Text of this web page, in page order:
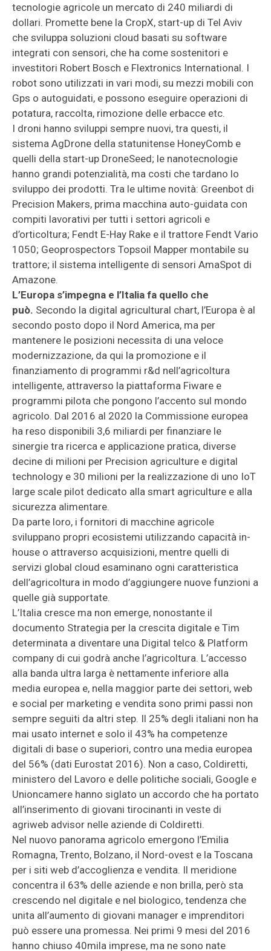
tecnologie agricole un mercato di 240 miliardi di
dollari. Promette bene la CropX, start-up di Tel Aviv
che sviluppa soluzioni cloud basati su software
integrati con sensori, che ha come sostenitori e
investitori Robert Bosch e Flextronics International. I
robot sono utilizzati in vari modi, su mezzi mobili con
Gps o autoguidati, e possono eseguire operazioni di
potatura, raccolta, rimozione delle erbacce etc.
I droni hanno sviluppi sempre nuovi, tra questi, il
sistema AgDrone della statunitense HoneyComb e
quelli della start-up DroneSeed; le nanotecnologie
hanno grandi potenzialità, ma costi che tardano lo
sviluppo dei prodotti. Tra le ultime novità: Greenbot di
Precision Makers, prima macchina auto-guidata con
compiti lavorativi per tutti i settori agricoli e
d’orticoltura; Fendt E-Hay Rake e il trattore Fendt Vario
1050; Geoprospectors Topsoil Mapper montabile su
trattore; il sistema intelligente di sensori AmaSpot di
Amazone.
L’Europa s’impegna e l’Italia fa quello che
può. Secondo la digital agricultural chart, l’Europa è al
secondo posto dopo il Nord America, ma per
mantenere le posizioni necessita di una veloce
modernizzazione, da qui la promozione e il
finanziamento di programmi r&d nell’agricoltura
intelligente, attraverso la piattaforma Fiware e
programmi pilota che pongono l’accento sul mondo
agricolo. Dal 2016 al 2020 la Commissione europea
ha reso disponibili 3,6 miliardi per finanziare le
sinergie tra ricerca e applicazione pratica, diverse
decine di milioni per Precision agriculture e digital
technology e 30 milioni per la realizzazione di uno IoT
large scale pilot dedicato alla smart agriculture e alla
sicurezza alimentare.
Da parte loro, i fornitori di macchine agricole
sviluppano propri ecosistemi utilizzando capacità in-
house o attraverso acquisizioni, mentre quelli di
servizi global cloud esaminano ogni caratteristica
dell’agricoltura in modo d’aggiungere nuove funzioni a
quelle già supportate.
L’Italia cresce ma non emerge, nonostante il
documento Strategia per la crescita digitale e Tim
determinata a diventare una Digital telco & Platform
company di cui godrà anche l’agricoltura. L’accesso
alla banda ultra larga è nettamente inferiore alla
media europea e, nella maggior parte dei settori, web
e social per marketing e vendita sono primi passi non
sempre seguiti da altri step. Il 25% degli italiani non ha
mai usato internet e solo il 43% ha competenze
digitali di base o superiori, contro una media europea
del 56% (dati Eurostat 2016). Non a caso, Coldiretti,
ministero del Lavoro e delle politiche sociali, Google e
Unioncamere hanno siglato un accordo che ha portato
all’inserimento di giovani tirocinanti in veste di
agriweb advisor nelle aziende di Coldiretti.
Nel nuovo panorama agricolo emergono l’Emilia
Romagna, Trento, Bolzano, il Nord-ovest e la Toscana
per i siti web d’accoglienza e vendita. Il meridione
concentra il 63% delle aziende e non brilla, però sta
crescendo nel digitale e nel biologico, tendenza che
unita all’aumento di giovani manager e imprenditori
può essere una promessa. Nei primi 9 mesi del 2016
hanno chiuso 40mila imprese, ma ne sono nate